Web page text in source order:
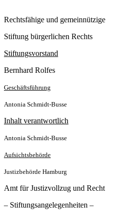
Rechtsfähige und gemeinnützige
Stiftung bürgerlichen Rechts
Stiftungsvorstand
Bernhard Rolfes
Geschäftsführung
Antonia Schmidt-Busse
Inhalt verantwortlich
Antonia Schmidt-Busse
Aufsichtsbehörde
Justizbehörde Hamburg
Amt für Justizvollzug und Recht
– Stiftungsangelegenheiten –